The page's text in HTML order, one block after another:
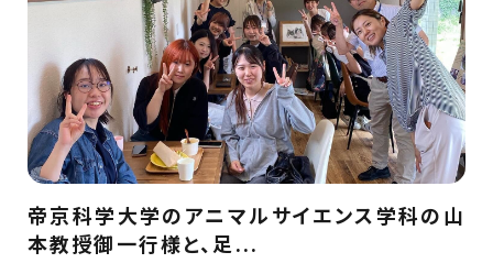
帝京科学大学のアニマルサイエンス学科の山
本教授御一行様と、足...